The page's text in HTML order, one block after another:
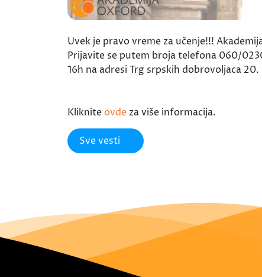
Uvek je pravo vreme za učenje!!!
Prijavite se putem broja telefona 060/
16h na adresi Trg srpskih dobrovoljaca 20.
Kliknite ovde za više informacija.
Sve vesti